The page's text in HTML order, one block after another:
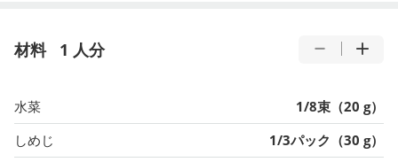
材料 1 人分
水菜
1/8束（20 g）
しめじ
1/3パック（30 g）